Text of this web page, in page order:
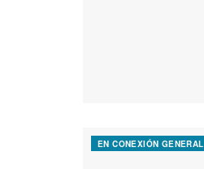
EN CONEXIÓN GENERAL